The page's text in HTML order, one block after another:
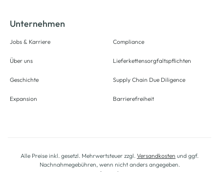
Unternehmen
Jobs & Karriere
Über uns
Geschichte
Expansion
Compliance
Lieferkettensorgfaltspflichten
Supply Chain Due Diligence
Barrierefreiheit
Alle Preise inkl. gesetzl. Mehrwertsteuer zzgl. Versandkosten und ggf.
Nachnahmegebühren, wenn nicht anders angegeben.